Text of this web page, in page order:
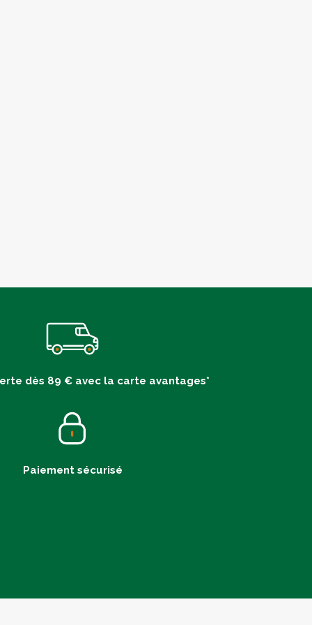
dès 89 € avec la carte avantages*
Paiement sécurisé